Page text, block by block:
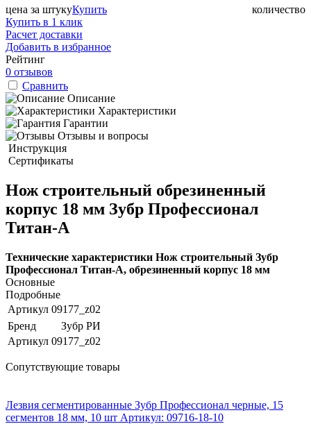
цена за штуку количество
Купить
Купить в 1 клик
Расчет доставки
Добавить в избранное
Рейтинг
0 отзывов
Сравнить
Описание
Характеристики
Гарантии
Отзывы и вопросы
Инструкция
Сертификаты
Нож строительный обрезиненный
корпус 18 мм Зубр Профессионал
Титан-А
Технические характеристики Нож строительный Зубр
Профессионал Титан-А, обрезиненный корпус 18 мм
Основные
Подробные
Артикул 09177_z02
Бренд
Зубр РИ
Артикул 09177_z02
Сопутствующие товары
Лезвия сегментированные Зубр Профессионал черные, 15
сегментов 18 мм, 10 шт Артикул: 09716-18-10